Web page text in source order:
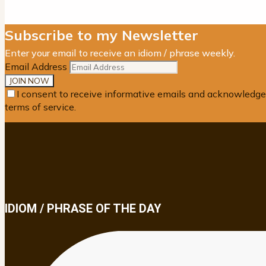
Subscribe to my Newsletter
Enter your email to receive an idiom / phrase weekly.
Email Address
I consent to receive informative emails and
terms of service.
IDIOM / PHRASE OF THE DAY